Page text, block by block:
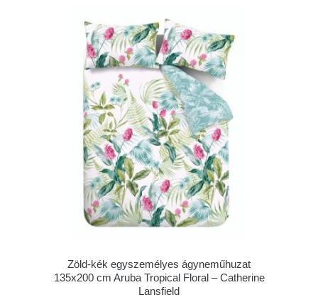
Zöld-kék egyszemélyes ágyneműhuzat
135x200 cm Aruba Tropical Floral – Catherine
Lansfield